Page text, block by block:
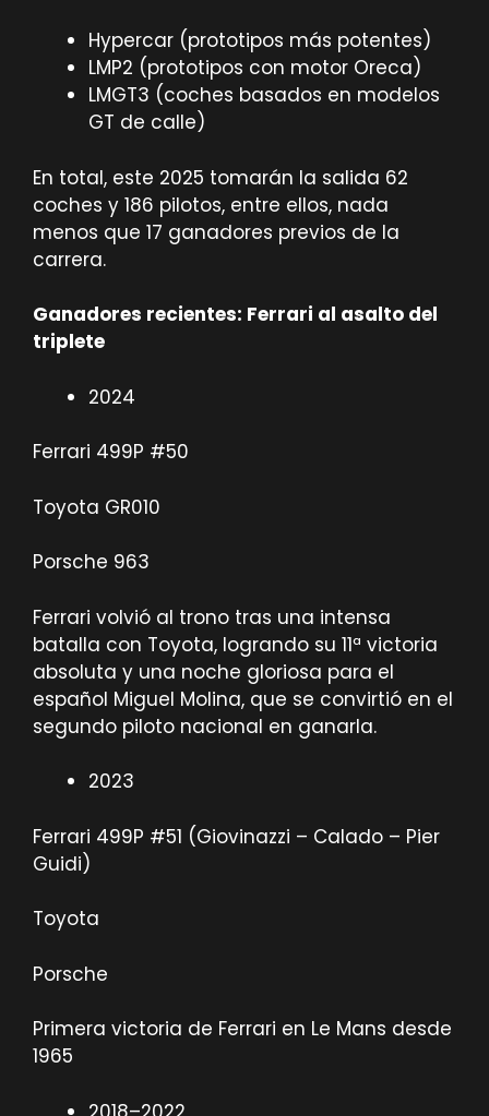
Hypercar (prototipos más potentes)
LMP2 (prototipos con motor Oreca)
LMGT3 (coches basados en modelos
GT de calle)
En total, este 2025 tomarán la salida 62
coches y 186 pilotos, entre ellos, nada
menos que 17 ganadores previos de la
carrera.
Ganadores recientes: Ferrari al asalto del
triplete
2024
Ferrari 499P #50
Toyota GR010
Porsche 963
Ferrari volvió al trono tras una intensa
batalla con Toyota, logrando su 11ª victoria
absoluta y una noche gloriosa para el
español Miguel Molina, que se convirtió en el
segundo piloto nacional en ganarla.
2023
Ferrari 499P #51 (Giovinazzi – Calado – Pier
Guidi)
Toyota
Porsche
Primera victoria de Ferrari en Le Mans desde
1965